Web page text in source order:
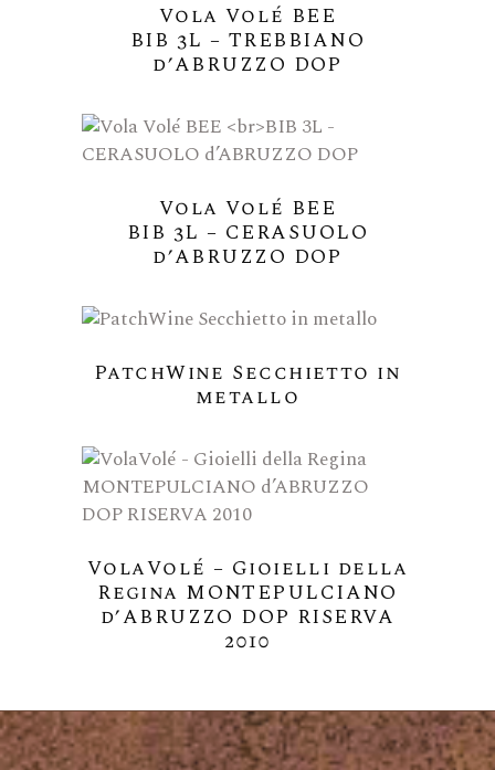
Vola Volé BEE
BIB 3L – TREBBIANO
d’ABRUZZO DOP
Vola Volé BEE
BIB 3L – CERASUOLO
d’ABRUZZO DOP
PatchWine Secchietto in
metallo
VolaVolé – Gioielli della
Regina MONTEPULCIANO
d’ABRUZZO DOP RISERVA
2010